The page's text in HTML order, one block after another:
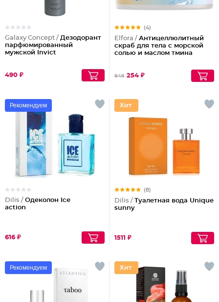
Galaxy Concept / Дезодорант
парфюмированный
мужской Invict
490 ₽
(4)
Elfora / Антицеллюлитный
скраб для тела с морской
солью и маслом тмина
849 254 ₽
Рекомендуем
Dilis / Одеколон Ice
action
616 ₽
(8)
Dilis / Туалетная вода Unique
sunny
1511 ₽
Рекомендуем